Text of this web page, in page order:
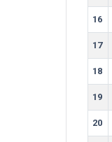
16
17
18
19
20